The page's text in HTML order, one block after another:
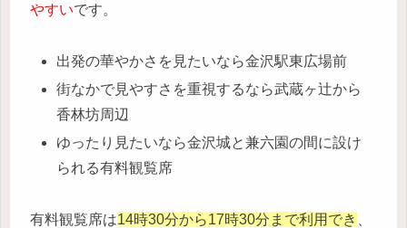
やすいです。
出発の華やかさを見たいなら金沢駅東広場前
街なかで見やすさを重視するなら武蔵ヶ辻から
香林坊周辺
ゆったり見たいなら金沢城と兼六園の間に設け
られる有料観覧席
有料観覧席は14時30分から17時30分まで利用でき